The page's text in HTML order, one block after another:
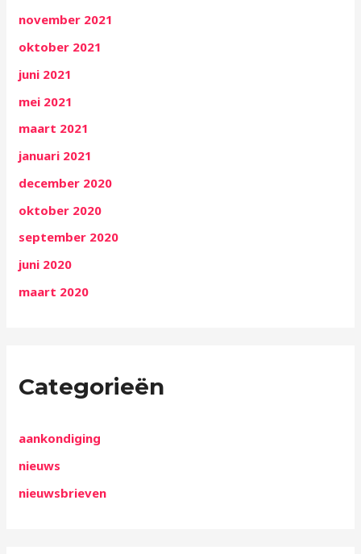
november 2021
oktober 2021
juni 2021
mei 2021
maart 2021
januari 2021
december 2020
oktober 2020
september 2020
juni 2020
maart 2020
Categorieën
aankondiging
nieuws
nieuwsbrieven